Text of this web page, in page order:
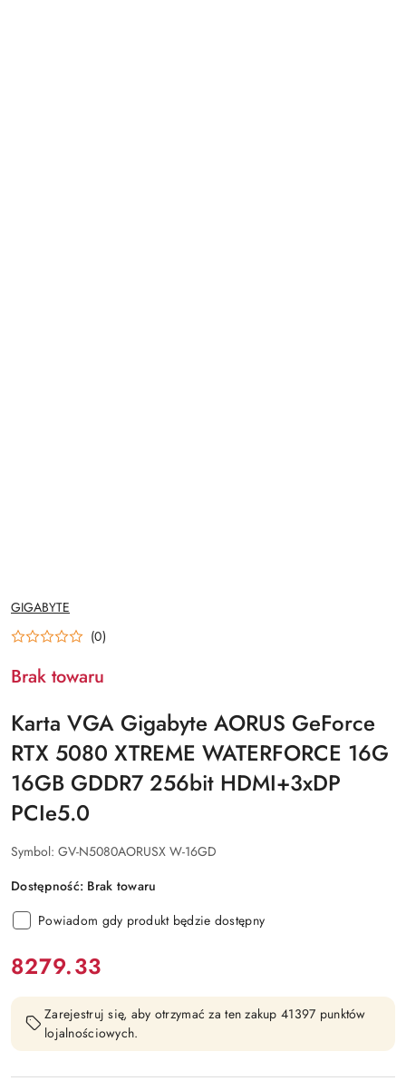
NAZWA
PRODUCENTA:
GIGABYTE
(0)
Brak towaru
Karta VGA Gigabyte AORUS GeForce
RTX 5080 XTREME WATERFORCE 16G
16GB GDDR7 256bit HDMI+3xDP
PCIe5.0
Symbol: GV-N5080AORUSX W-16GD
Dostępność: Brak towaru
Powiadom gdy produkt będzie dostępny
cena:
8279.33
Zarejestruj się, aby otrzymać za ten zakup 41397 punktów
lojalnościowych.